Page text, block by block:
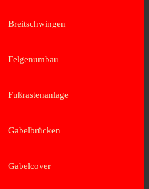
Breitschwingen
Felgenumbau
Fußrastenanlage
Gabelbrücken
Gabelcover